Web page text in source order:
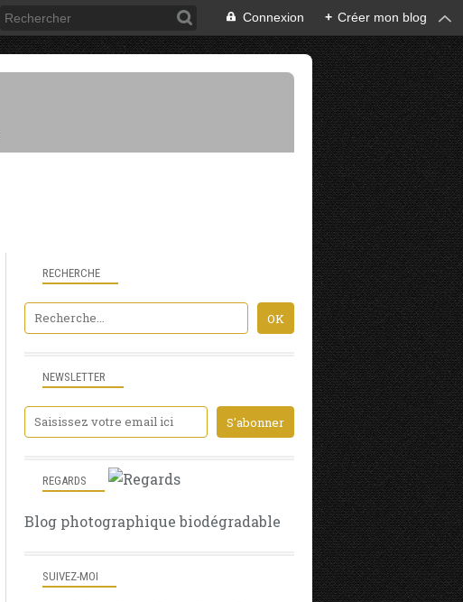
Connexion + Créer mon blog
NEWSLETTER
SUIVEZ-MOI
RECHERCHE
REGARDS
Blog photographique biodégradable